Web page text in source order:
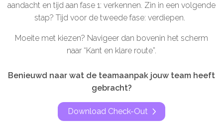
aandacht en tijd aan fase 1: verkennen. Zin in een volgende
stap? Tijd voor de tweede fase: verdiepen.
Moeite met kiezen? Navigeer dan bovenin het scherm
naar “Kant en klare route”.
Benieuwd naar wat de teamaanpak jouw team heeft
gebracht?
Download Check-Out